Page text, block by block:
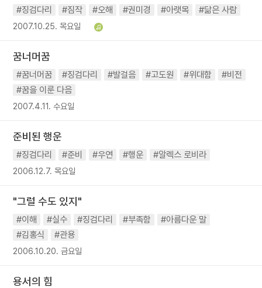
#징검다리 #짐작 #오해 #권미경 #아랫목 #닮은 사람
2007.10.25. 목요일
꿈너머꿈
#꿈너머꿈 #징검다리 #발걸음 #고도원 #위대함
#비전
#꿈을 이룬 다음
2007.4.11. 수요일
준비된 행운
#징검다리 #준비 #우연 #행운 #알렉스 로비라
2006.12.7. 목요일
"그럴 수도 있지"
#이해 #실수 #징검다리 #부족함
#아름다운 말
#김홍식
#관용
2006.10.20. 금요일
용서의 힘